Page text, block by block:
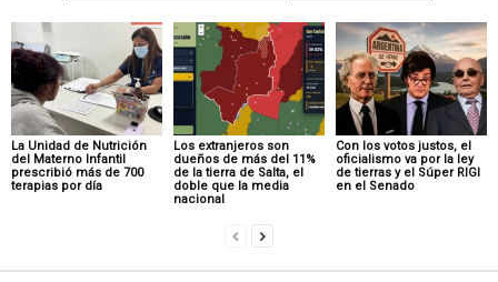
La Unidad de Nutrición
del Materno Infantil
prescribió más de 700
terapias por día
Los extranjeros son
dueños de más del 11%
de la tierra de Salta, el
doble que la media
nacional
Con los votos justos, el
oficialismo va por la ley
de tierras y el Súper RIGI
en el Senado